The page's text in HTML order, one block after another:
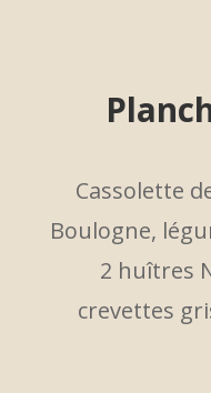
Cassolette
Boulogne,
2 huîtres
crevettes